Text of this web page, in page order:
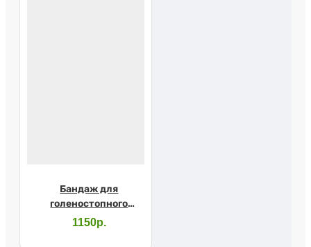
Бандаж для
голеностопного
сустава У-832 №2
1150р.